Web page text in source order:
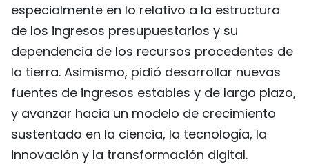
especialmente en lo relativo a la estructura
de los ingresos presupuestarios y su
dependencia de los recursos procedentes de
la tierra. Asimismo, pidió desarrollar nuevas
fuentes de ingresos estables y de largo plazo,
y avanzar hacia un modelo de crecimiento
sustentado en la ciencia, la tecnología, la
innovación y la transformación digital.